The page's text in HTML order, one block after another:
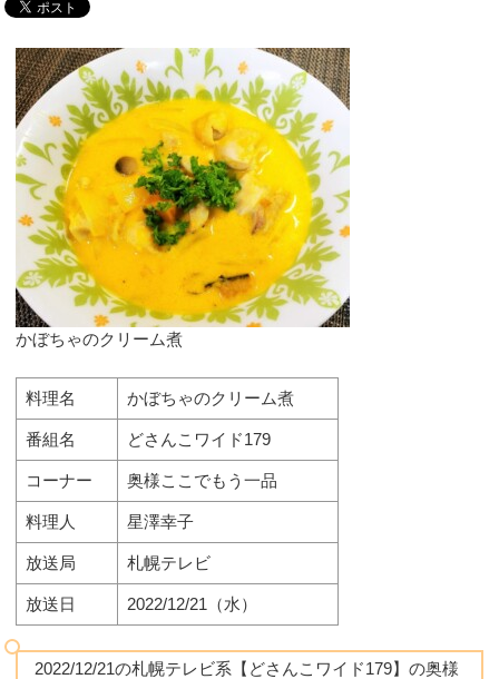
かぼちゃのクリーム煮
料理名 かぼちゃのクリーム煮
番組名 どさんこワイド179
コーナー 奥様ここでもう一品
料理人 星澤幸子
放送局 札幌テレビ
放送日 2022/12/21（水）
2022/12/21の札幌テレビ系【どさんこワイド179】の奥様